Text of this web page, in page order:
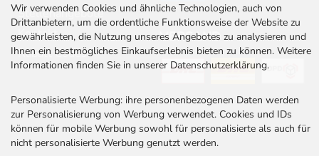
Wir verwenden Cookies und ähnliche Technologien, auch von
Drittanbietern, um die ordentliche Funktionsweise der Website zu
gewährleisten, die Nutzung unseres Angebotes zu analysieren und
Ihnen ein bestmögliches Einkaufserlebnis bieten zu können. Weitere
Informationen finden Sie in unserer Datenschutzerklärung.
Personalisierte Werbung: ihre personenbezogenen Daten werden
zur Personalisierung von Werbung verwendet. Cookies und IDs
können für mobile Werbung sowohl für personalisierte als auch für
nicht personalisierte Werbung genutzt werden.
Stellenangebote
Kontakt
Rabatt Codes
VERSAND